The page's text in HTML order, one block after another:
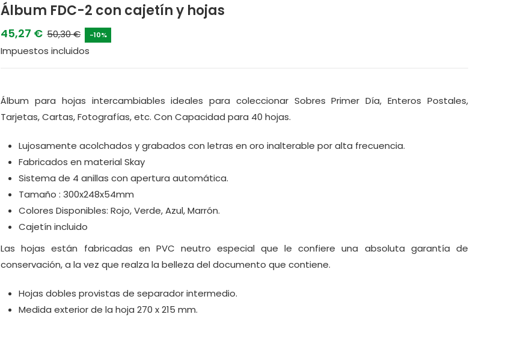
Álbum FDC-2 con cajetín y hojas
45,27 € 50,30 € -10%
Impuestos incluidos
Álbum para hojas intercambiables ideales para coleccionar Sobres Primer Día, Enteros Postales,
Tarjetas, Cartas, Fotografías, etc. Con Capacidad para 40 hojas.
Lujosamente acolchados y grabados con letras en oro inalterable por alta frecuencia.
Fabricados en material Skay
Sistema de 4 anillas con apertura automática.
Tamaño : 300x248x54mm
Colores Disponibles: Rojo, Verde, Azul, Marrón.
Cajetín incluido
Las hojas están fabricadas en PVC neutro especial que le confiere una absoluta garantía de
conservación, a la vez que realza la belleza del documento que contiene.
Hojas dobles provistas de separador intermedio.
Medida exterior de la hoja 270 x 215 mm.